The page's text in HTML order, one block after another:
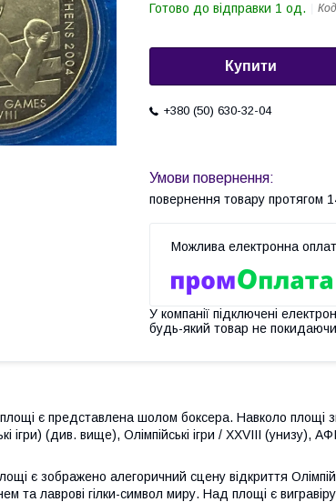
Готово до відправки 1 од.
Купити
+380 (50) 630-32-04
повернення товару протягом
У компанії підключені
будь-який товар не
є представлена шолом боксера. Навколо площі
ігри) (див. вище), Олімпійські ігри / XXVIII (унизу),
є зображено алегоричний сцену відкриття
та лаврові гілки-символ миру. Над площі є